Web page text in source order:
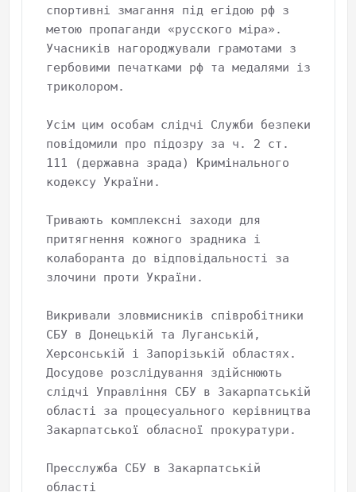
спортивні змагання під егідою рф з
метою пропаганди «русского міра».
Учасників нагороджували грамотами з
гербовими печатками рф та медалями із
триколором.
Усім цим особам слідчі Служби безпеки
повідомили про підозру за ч. 2 ст.
111 (державна зрада) Кримінального
кодексу України.
Тривають комплексні заходи для
притягнення кожного зрадника і
колаборанта до відповідальності за
злочини проти України.
Викривали зловмисників співробітники
СБУ в Донецькій та Луганській,
Херсонській і Запорізькій областях.
Досудове розслідування здійснюють
слідчі Управління СБУ в Закарпатській
області за процесуального керівництва
Закарпатської обласної прокуратури.
Пресслужба СБУ в Закарпатській
області